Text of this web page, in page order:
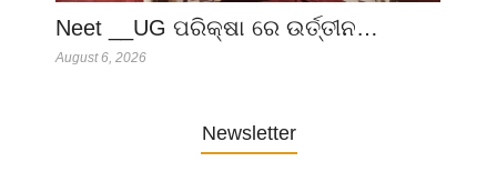
Neet __UG ପରିକ୍ଷା ରେ ଉର୍ତ୍ତୀନ…
August 6, 2026
Newsletter